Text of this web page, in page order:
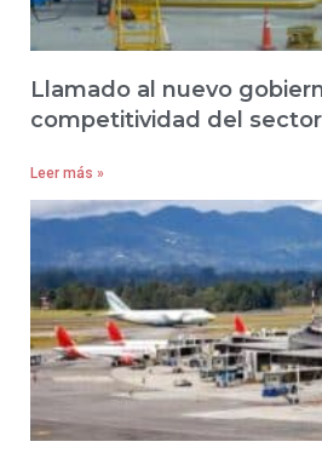
Llamado al nuevo
competitividad del
Leer más »